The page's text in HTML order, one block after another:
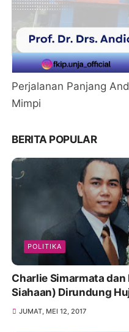
Perjalanan Panjang
Mimpi
BERITA POPULAR
POLITIKA
Charlie Simarmata
Siahaan) Dirundung
JUMAT, MEI 12, 2017